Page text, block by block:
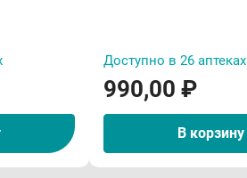
Доступно в 26 аптеках
990,00 ₽
В корзину